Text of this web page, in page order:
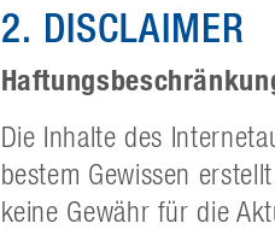
2. DISCLAIMER
Die Inhalte des
bestem Gewissen
keine Gewähr für die